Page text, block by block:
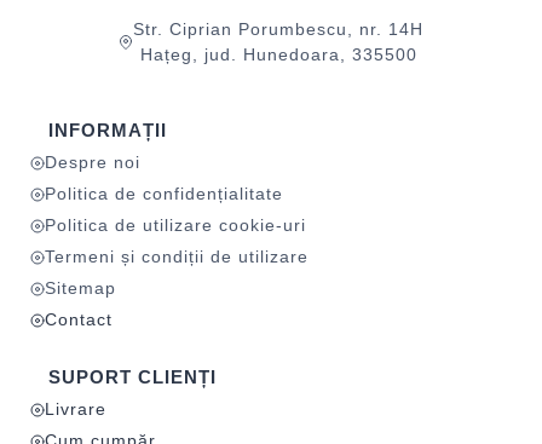
Str. Ciprian Porumbescu, nr. 14H
Hațeg, jud. Hunedoara, 335500
INFORMAȚII
Despre noi
Politica de confidențialitate
Politica de utilizare cookie-uri
Termeni și condiții de utilizare
Sitemap
Contact
SUPORT CLIENȚI
Livrare